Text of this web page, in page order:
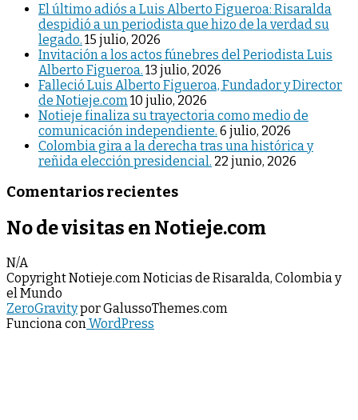
El último adiós a Luis Alberto Figueroa: Risaralda
despidió a un periodista que hizo de la verdad su
legado. 15 julio, 2026
Invitación a los actos fúnebres del Periodista Luis
Alberto Figueroa. 13 julio, 2026
Falleció Luis Alberto Figueroa, Fundador y Director
de Notieje.com 10 julio, 2026
Notieje finaliza su trayectoria como medio de
comunicación independiente. 6 julio, 2026
Colombia gira a la derecha tras una histórica y
reñida elección presidencial. 22 junio, 2026
Comentarios recientes
No de visitas en Notieje.com
N/A
Copyright Notieje.com Noticias de Risaralda, Colombia y
el Mundo
ZeroGravitypor GalussoThemes.com
Funciona conWordPress